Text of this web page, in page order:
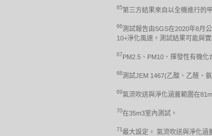
65第三方結果來自以全機進行的
66測試報告由SGS在2020年8月
10+淨化風速。測試結果可能與
67PM2.5、PM10、揮發性有機化
68測試JEM 1467(乙酸、乙醛、
69氣流吹送與淨化涵蓋範圍在
70在35m3室內測試。
71最大設定。 氣流吹送與淨化涵